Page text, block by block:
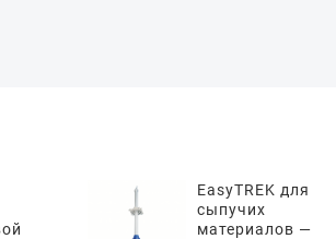
EasyTREK для
сыпучих
материалов —